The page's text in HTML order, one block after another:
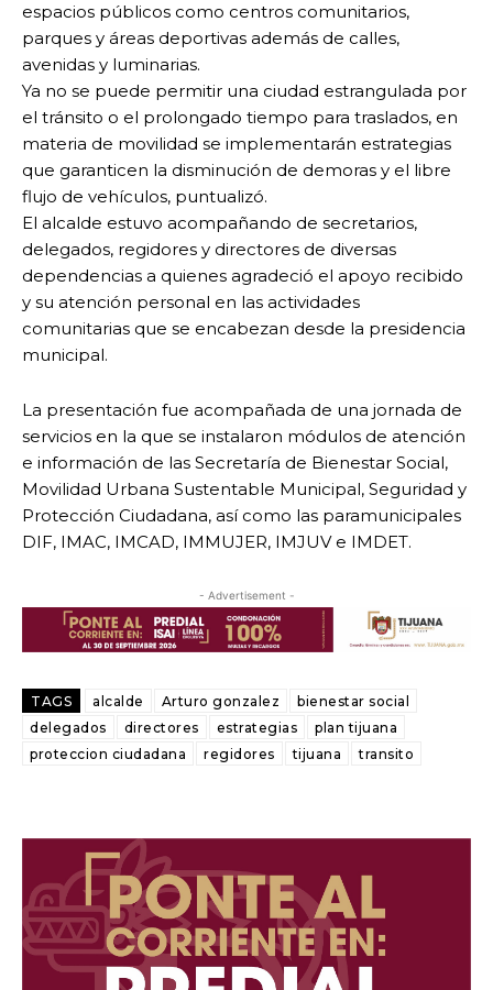
espacios públicos como centros comunitarios,
parques y áreas deportivas además de calles,
avenidas y luminarias.
Ya no se puede permitir una ciudad estrangulada por
el tránsito o el prolongado tiempo para traslados, en
materia de movilidad se implementarán estrategias
que garanticen la disminución de demoras y el libre
flujo de vehículos, puntualizó.
El alcalde estuvo acompañando de secretarios,
delegados, regidores y directores de diversas
dependencias a quienes agradeció el apoyo recibido
y su atención personal en las actividades
comunitarias que se encabezan desde la presidencia
municipal.
La presentación fue acompañada de una jornada de
servicios en la que se instalaron módulos de atención
e información de las Secretaría de Bienestar Social,
Movilidad Urbana Sustentable Municipal, Seguridad y
Protección Ciudadana, así como las paramunicipales
DIF, IMAC, IMCAD, IMMUJER, IMJUV e IMDET.
- Advertisement -
TAGS alcalde Arturo gonzalez
bienestar social
delegados
directores estrategias
plan tijuana
proteccion ciudadana
regidores tijuana transito